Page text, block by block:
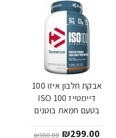
-21%
אבקת חלבון איזו 100
דיימטייז ISO 100
בטעם חמאת בוטנים
Dymatize Nutrition
₪299.00
₪380.00